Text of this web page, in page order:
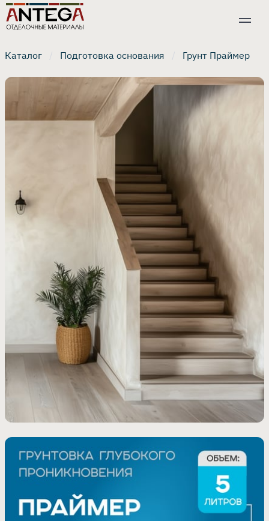
Каталог Подготовка основания Грунт Праймер